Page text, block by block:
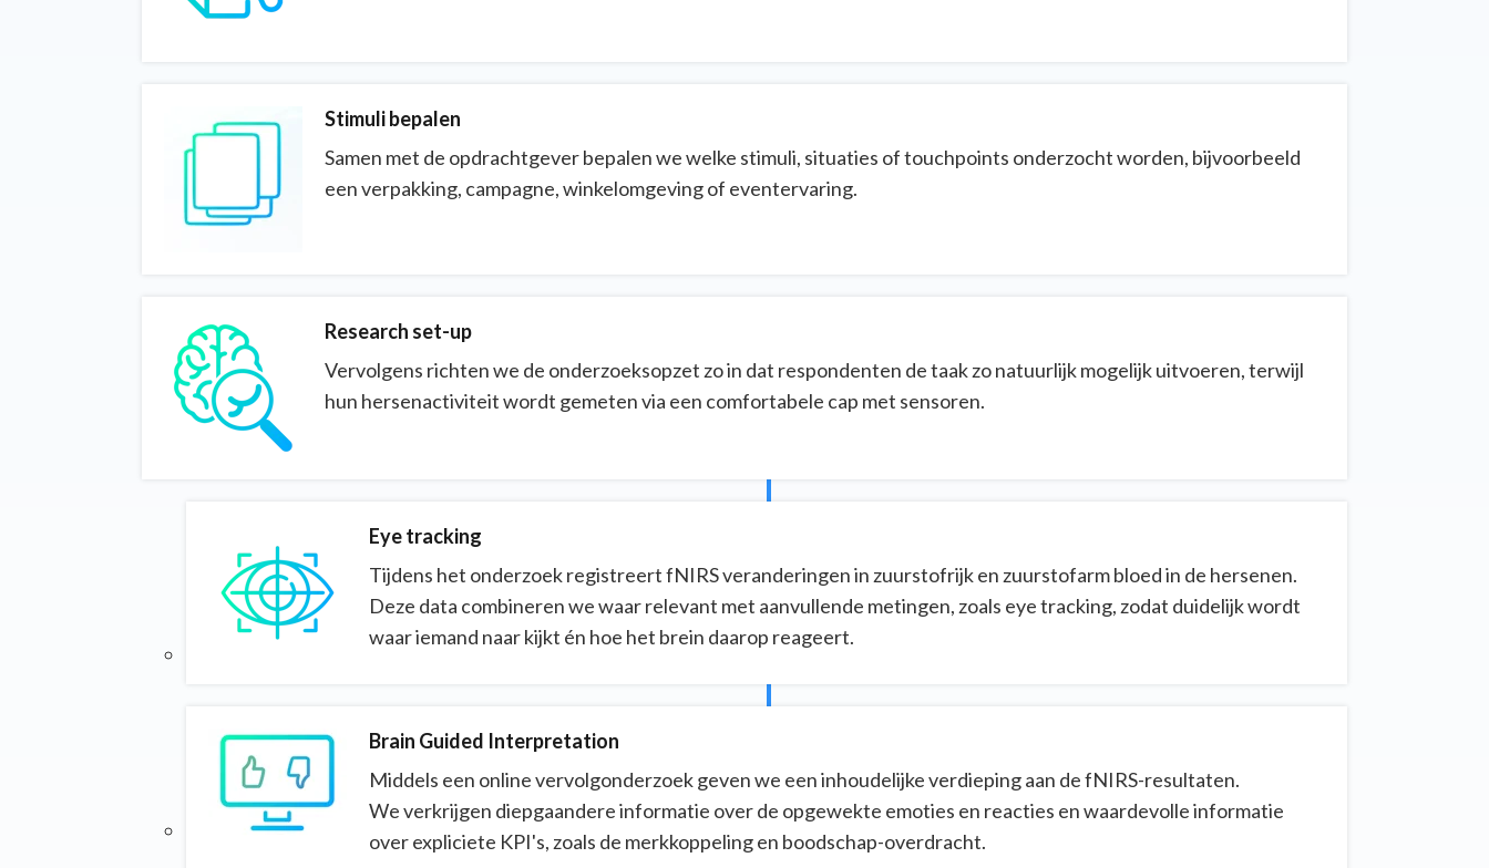
Stimuli bepalen
Samen met de opdrachtgever bepalen we welke stimuli, situaties of touchpoints onderzocht worden, bijvoorbeeld
een verpakking, campagne, winkelomgeving of eventervaring.
Research set-up
Vervolgens richten we de onderzoeksopzet zo in dat respondenten de taak zo natuurlijk mogelijk uitvoeren, terwijl
hun hersenactiviteit wordt gemeten via een comfortabele cap met sensoren.
Eye tracking
Tijdens het onderzoek registreert fNIRS veranderingen in zuurstofrijk en zuurstofarm bloed in de hersenen.
Deze data combineren we waar relevant met aanvullende metingen, zoals eye tracking, zodat duidelijk wordt
waar iemand naar kijkt én hoe het brein daarop reageert.
Brain Guided Interpretation
Middels een online vervolgonderzoek geven we een inhoudelijke verdieping aan de fNIRS-resultaten.
We verkrijgen diepgaandere informatie over de opgewekte emoties en reacties en waardevolle informatie
over expliciete KPI's, zoals de merkkoppeling en boodschap-overdracht.